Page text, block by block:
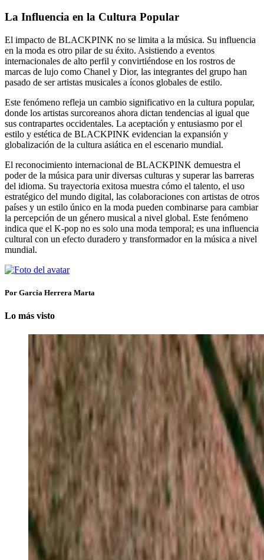
La Influencia en la Cultura Popular
El impacto de BLACKPINK no se limita a la música. Su influencia
en la moda es otro pilar de su éxito. Asistiendo a eventos
internacionales de alto perfil y convirtiéndose en los rostros de
marcas de lujo como Chanel y Dior, las integrantes del grupo han
pasado de ser artistas musicales a íconos globales de estilo.
Este fenómeno refleja un cambio significativo en la cultura popular,
donde los artistas surcoreanos ahora dictan tendencias al igual que
sus contrapartes occidentales. La aceptación y entusiasmo por el
estilo y estética de BLACKPINK evidencian la expansión y
globalización de la cultura asiática en el escenario mundial.
El reconocimiento internacional de BLACKPINK demuestra el
poder de la música para unir diversas culturas y superar las barreras
del idioma. Su trayectoria exitosa muestra cómo el talento, el uso
estratégico del mundo digital, las colaboraciones con artistas de otros
países y un estilo único en la moda pueden combinarse para cambiar
la percepción de un género musical a nivel global. Este fenómeno
indica que el K-pop no es solo una moda temporal; es una influencia
cultural con un efecto duradero y transformador en la música a nivel
mundial.
Por García Herrera Marta
Lo más visto